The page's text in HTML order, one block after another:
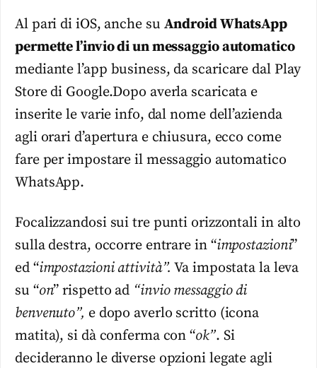
Al pari di iOS, anche su Android WhatsApp
permette l’invio di un messaggio automatico
mediante l’app business, da scaricare dal Play
Store di Google.Dopo averla scaricata e
inserite le varie info, dal nome dell’azienda
agli orari d’apertura e chiusura, ecco come
fare per impostare il messaggio automatico
WhatsApp.
Focalizzandosi sui tre punti orizzontali in alto
sulla destra, occorre entrare in “impostazioni”
ed “impostazioni attività”. Va impostata la leva
su “on” rispetto ad “invio messaggio di
benvenuto”, e dopo averlo scritto (icona
matita), si dà conferma con “ok”. Si
decideranno le diverse opzioni legate agli